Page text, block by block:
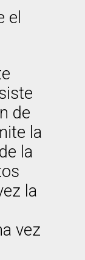
el
de
la
la
la
vez